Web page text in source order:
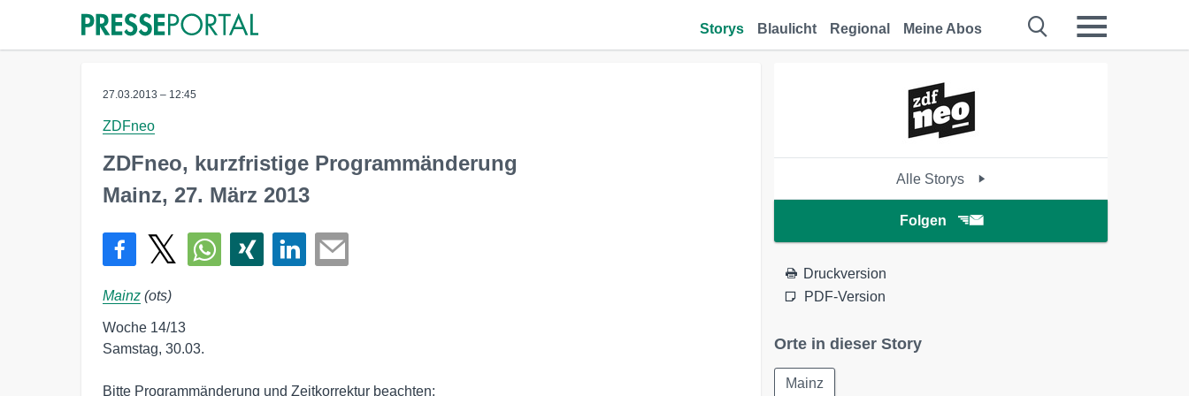
Storys Blaulicht Regional Meine Abos
27.03.2013 – 12:45
ZDFneo
ZDFneo, kurzfristige Programmänderung
Mainz, 27. März 2013
Mainz (ots)
Woche 14/13
Samstag, 30.03.
Bitte Programmänderung und Zeitkorrektur beachten:
Alle Storys
Folgen
Druckversion
PDF-Version
Orte in dieser Story
Mainz